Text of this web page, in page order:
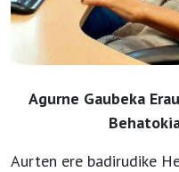
Agurne Gaubeka
Aurten ere badirudike